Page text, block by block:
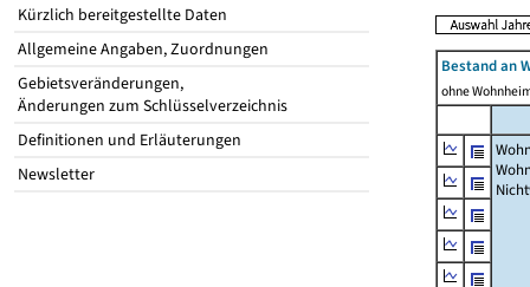
Kürzlich bereitgestellte Daten
Allgemeine Angaben, Zuordnungen
Gebietsveränderungen,
Änderungen zum Schlüsselverzeichnis
Definitionen und Erläuterungen
Newsletter
Bestand an
ohne